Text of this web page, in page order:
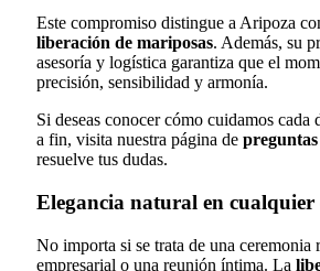
Este compromiso distingue a Aripoza
liberación de mariposas. Además, su
asesoría y logística garantiza que el
precisión, sensibilidad y armonía.
Si deseas conocer cómo cuidamos
a fin, visita nuestra página de
resuelve tus dudas.
Elegancia natural en cualquier
No importa si se trata de una ceremonia
empresarial o una reunión íntima. La